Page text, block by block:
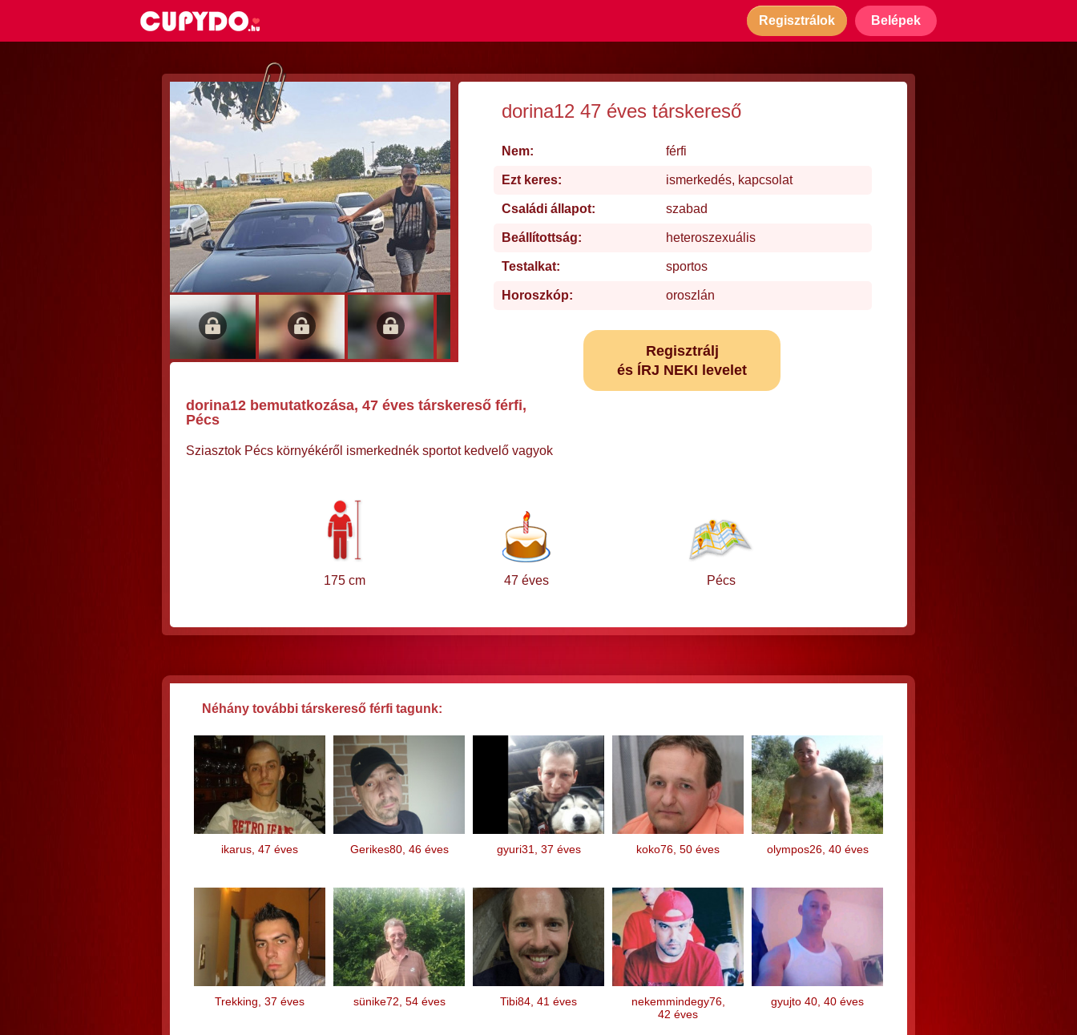
Regisztrálok Belépek
dorina12 47 éves társkereső
Nem: férfi
Ezt keres: ismerkedés, kapcsolat
Családi állapot: szabad
Beállítottság: heteroszexuális
Testalkat: sportos
Horoszkóp: oroszlán
Regisztrálj
és ÍRJ NEKI levelet
dorina12 bemutatkozása, 47 éves társkereső férfi,
Pécs
Sziasztok Pécs környékéről ismerkednék sportot kedvelő vagyok
175 cm 47 éves Pécs
Néhány további társkereső férfi tagunk:
ikarus, 47 éves Gerikes80, 46 éves gyuri31, 37 éves koko76, 50 éves olympos26, 40 éves
Trekking, 37 éves sünike72, 54 éves Tibi84, 41 éves
nekemmindegy76,
42 éves
gyujto 40, 40 éves